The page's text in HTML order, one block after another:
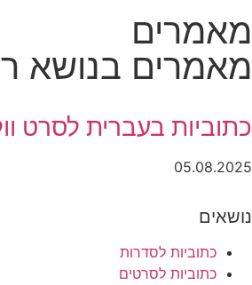
מאמרים
מאמרים בנושא
כתוביות בעברית לסרט וול
05.08.2025
נושאים
כתוביות לסדרות
כתוביות לסרטים